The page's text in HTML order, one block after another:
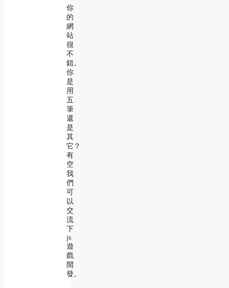
你
的
網
站
很
不
錯。
你
是
用
五
筆
還
是
其
它？
有
空
我
們
可
以
交
流
下
js
遊
戲
開
發。